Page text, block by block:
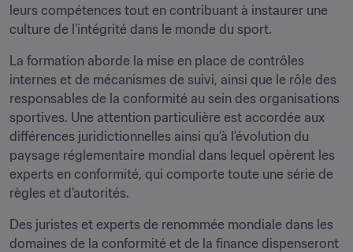
leurs compétences tout en contribuant à instaurer une
culture de l’intégrité dans le monde du sport.
La formation aborde la mise en place de contrôles
internes et de mécanismes de suivi, ainsi que le rôle des
responsables de la conformité au sein des organisations
sportives. Une attention particulière est accordée aux
différences juridictionnelles ainsi qu’à l'évolution du
paysage réglementaire mondial dans lequel opèrent les
experts en conformité, qui comporte toute une série de
règles et d'autorités.
Des juristes et experts de renommée mondiale dans les
domaines de la conformité et de la finance dispenseront